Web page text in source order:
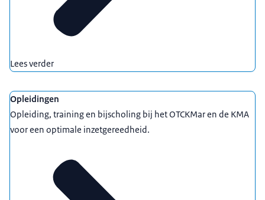
Lees verder
Opleidingen
Opleiding, training en bijscholing bij het OTCKMar en de KMA
voor een optimale inzetgereedheid.